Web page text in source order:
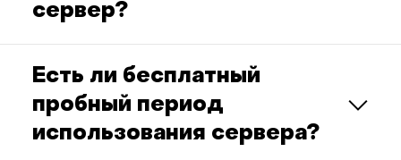
сервер?
Есть ли бесплатный
пробный период
использования сервера?